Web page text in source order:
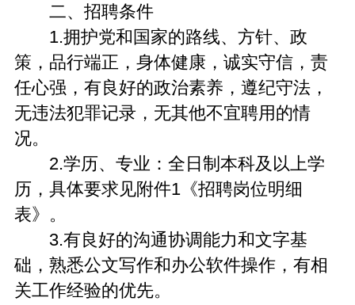
二、招聘条件
1.拥护党和国家的路线、方针、政
策，品行端正，身体健康，诚实守信，责
任心强，有良好的政治素养，遵纪守法，
无违法犯罪记录，无其他不宜聘用的情
况。
2.学历、专业：全日制本科及以上学
历，具体要求见附件1《招聘岗位明细
表》。
3.有良好的沟通协调能力和文字基
础，熟悉公文写作和办公软件操作，有相
关工作经验的优先。